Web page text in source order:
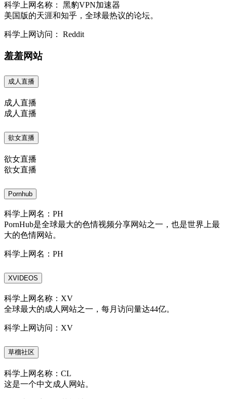
科学上网名称： 黑豹VPN加速器
美国版的天涯和知乎，全球最热议的论坛。
科学上网访问： Reddit
羞羞网站
成人直播
成人直播
成人直播
欲女直播
欲女直播
欲女直播
Pornhub
科学上网名：PH
PornHub是全球最大的色情视频分享网站之一，也是世界上最
大的色情网站。
科学上网名：PH
XVIDEOS
科学上网名称：XV
全球最大的成人网站之一，每月访问量达44亿。
科学上网访问：XV
草榴社区
科学上网名称：CL
这是一个中文成人网站。